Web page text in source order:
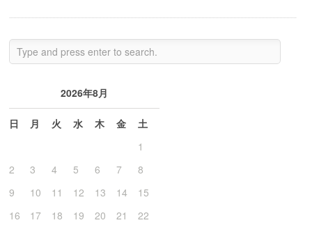
2026年8月
日 月 火 水 木 金
土
1
2
3 4 5 6 7
8
9
10 11 12 13 14
15
16
17 18 19 20 21
22